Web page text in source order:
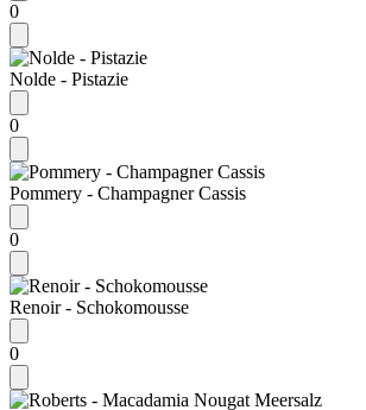
0
Nolde - Pistazie
0
Pommery - Champagner Cassis
0
Renoir - Schokomousse
0